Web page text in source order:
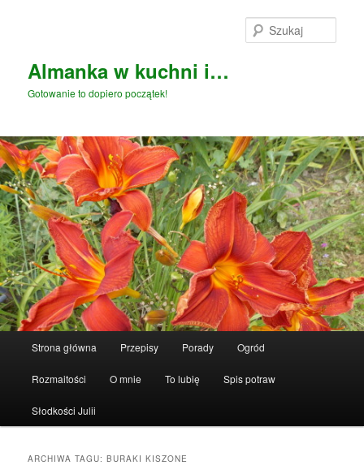
Almanka w kuchni i…
Gotowanie to dopiero początek!
Strona główna Przepisy Porady Ogród
Rozmaitości O mnie To lubię Spis potraw
Słodkości Julii
ARCHIWA TAGU:BURAKI KISZONE